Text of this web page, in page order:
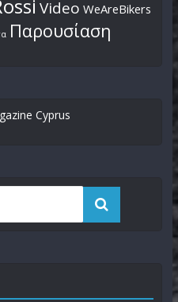
Video WeAreBikers
Παρουσίαση